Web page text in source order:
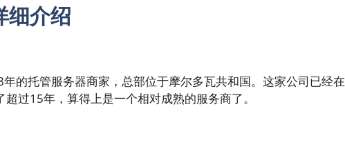
介绍
的托管服务器商家，总部位于摩尔多瓦共和国。这家公司已经在
过15年，算得上是一个相对成熟的服务商了。